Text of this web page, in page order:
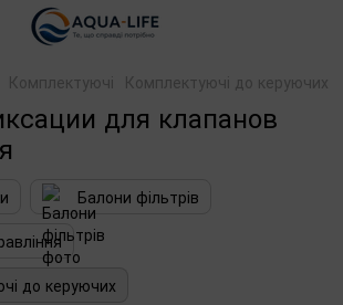
Комплектуючі Комплектуючі до керуючих
для клапанов
Балони фільтрів
до керуючих